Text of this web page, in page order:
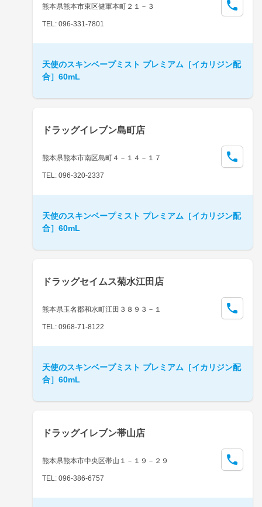
熊本県熊本市東区健軍本町２１－３
TEL: 096-331-7801
天使のスキンベープミスト プレミアム［イカリジン配
合］60mL
ドラッグイレブン島町店
熊本県熊本市南区島町４－１４－１７
TEL: 096-320-2337
天使のスキンベープミスト プレミアム［イカリジン配
合］60mL
ドラッグセイムス菊水江田店
熊本県玉名郡和水町江田３８９３－１
TEL: 0968-71-8122
天使のスキンベープミスト プレミアム［イカリジン配
合］60mL
ドラッグイレブン帯山店
熊本県熊本市中央区帯山１－１９－２９
TEL: 096-386-6757